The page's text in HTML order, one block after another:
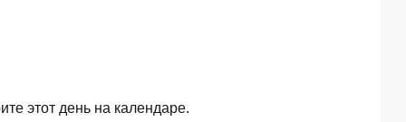
этот день на календаре.